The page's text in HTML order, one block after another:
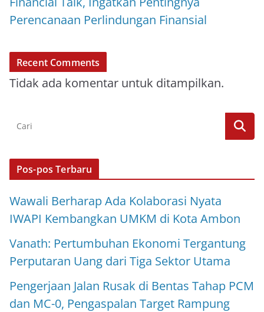
Perencanaan Perlindungan Finansial
Recent Comments
Tidak ada komentar untuk ditampilkan.
Pos-pos Terbaru
Wawali Berharap Ada Kolaborasi Nyata
IWAPI Kembangkan UMKM di Kota Ambon
Vanath: Pertumbuhan Ekonomi Tergantung
Perputaran Uang dari Tiga Sektor Utama
Pengerjaan Jalan Rusak di Bentas Tahap PCM
dan MC-0, Pengaspalan Target Rampung